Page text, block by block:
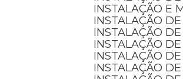
INSTALAÇÃO E
INSTALAÇÃO
INSTALAÇÃO
INSTALAÇÃO
INSTALAÇÃO
INSTALAÇÃO